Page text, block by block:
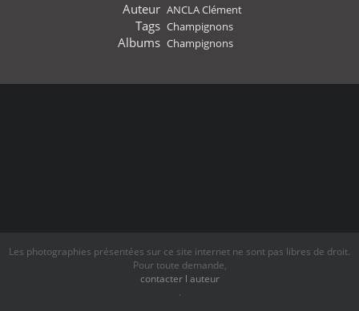
Auteur ANCLA Clément
Tags Champignons
Albums Champignons
Les photographies présentées sur ce site internet ne sont pas libres de droit.
Pour toute demande,
contacter l auteur
.